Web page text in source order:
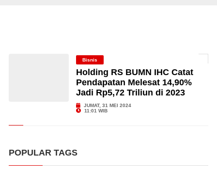
Bisnis
Holding RS BUMN IHC Catat
Pendapatan Melesat 14,90%
Jadi Rp5,72 Triliun di 2023
JUMAT, 31 MEI 2024
11:01 WIB
POPULAR TAGS